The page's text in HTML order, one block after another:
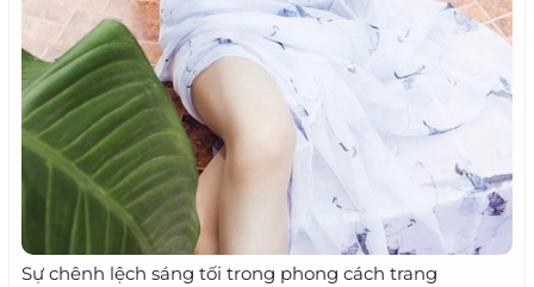
Sự chênh lệch sáng tối trong phong cách trang